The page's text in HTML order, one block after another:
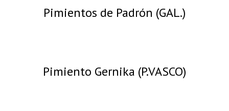
Pimientos de Padrón (GAL.)
Pimiento Gernika (P.VASCO)